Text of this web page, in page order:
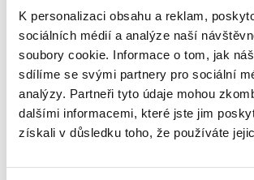
K personalizaci obsahu a reklam,
sociálních médií a analýze naší
soubory cookie. Informace o tom, jak
sdílíme se svými partnery pro sociální
analýzy. Partneři tyto údaje mohou
dalšími informacemi, které jste jim
získali v důsledku toho, že používáte
Popis
Ruční krimpovací kleště Otevírání 13
Obj. číslo:
150 951 242 056
Dostupnost: